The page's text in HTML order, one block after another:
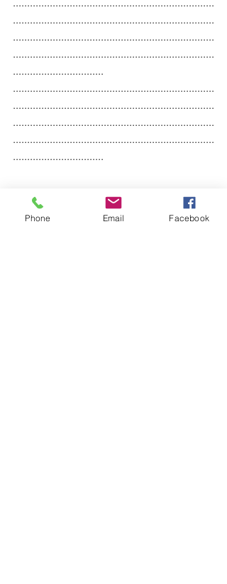
.......................................................................
.......................................................................
.......................................................................
................................
.......................................................................
.......................................................................
.......................................................................
.......................................................................
................................
Phone Email Facebook